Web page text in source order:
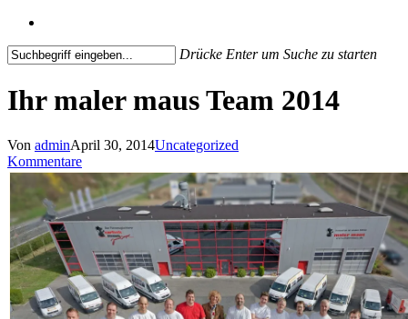
Drücke Enter um Suche zu starten
Search
Ihr maler maus Team 2014
Von adminApril 30, 2014Uncategorized
Kommentare